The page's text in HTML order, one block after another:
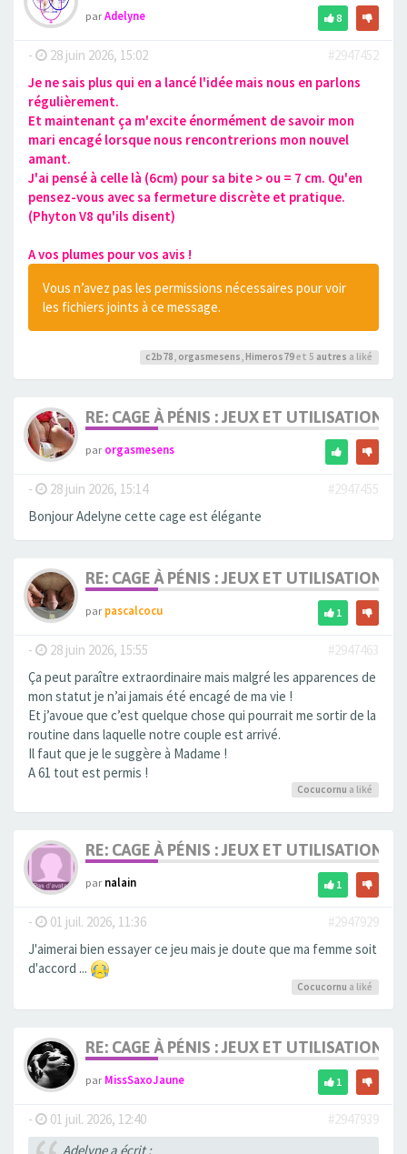
parAdelyne 8
- 28 juin 2026, 15:02
#2947452
Je ne sais plus qui en a lancé l'idée mais nous en parlons
régulièrement.
Et maintenant ça m'excite énormément de savoir mon
mari encagé lorsque nous rencontrerions mon nouvel
amant.
J'ai pensé à celle là (6cm) pour sa bite > ou = 7 cm. Qu'en
pensez-vous avec sa fermeture discrète et pratique.
(Phyton V8 qu'ils disent)
A vos plumes pour vos avis !
Vous n’avez pas les permissions nécessaires pour voir
les fichiers joints à ce message.
c2b78, orgasmesens, Himeros79et 5 autres a liké
RE: CAGE À PÉNIS : JEUX ET UTILISATION,
parorgasmesens
- 28 juin 2026, 15:14
#2947455
Bonjour Adelyne cette cage est élégante
RE: CAGE À PÉNIS : JEUX ET UTILISATION,
parpascalcocu 1
- 28 juin 2026, 15:55
#2947463
Ça peut paraître extraordinaire mais malgré les apparences de
mon statut je n’ai jamais été encagé de ma vie !
Et j’avoue que c’est quelque chose qui pourrait me sortir de la
routine dans laquelle notre couple est arrivé.
Il faut que je le suggère à Madame !
A 61 tout est permis !
Cocucornu a liké
RE: CAGE À PÉNIS : JEUX ET UTILISATION,
parnalain 1
- 01 juil. 2026, 11:36
#2947929
J'aimerai bien essayer ce jeu mais je doute que ma femme soit
d'accord ...
Cocucornu a liké
RE: CAGE À PÉNIS : JEUX ET UTILISATION,
parMissSaxoJaune 1
- 01 juil. 2026, 12:40
#2947939
Adelyne a écrit :